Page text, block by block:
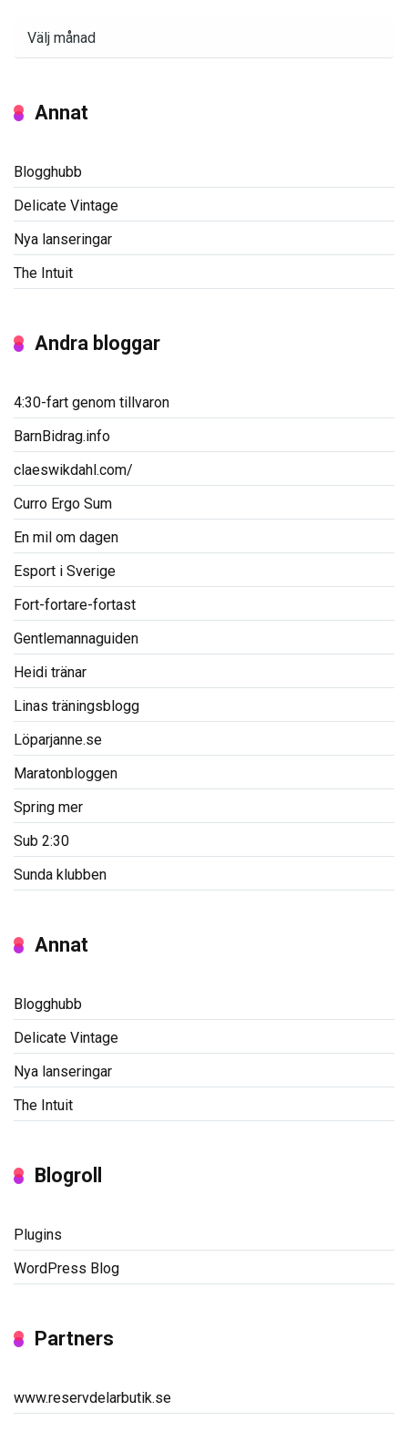
Annat
Blogghubb
Delicate Vintage
Nya lanseringar
The Intuit
Andra bloggar
4:30-fart genom tillvaron
BarnBidrag.info
claeswikdahl.com/
Curro Ergo Sum
En mil om dagen
Esport i Sverige
Fort-fortare-fortast
Gentlemannaguiden
Heidi tränar
Linas träningsblogg
Löparjanne.se
Maratonbloggen
Spring mer
Sub 2:30
Sunda klubben
Annat
Blogghubb
Delicate Vintage
Nya lanseringar
The Intuit
Blogroll
Plugins
WordPress Blog
Partners
www.reservdelarbutik.se